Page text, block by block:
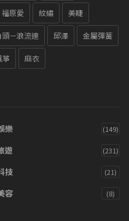
福原愛 紋繡 美睫
頭－浪流連 邱澤 金屬彈簧
箏 麻衣
樂 (149)
遊 (231)
技 (21)
容 (8)